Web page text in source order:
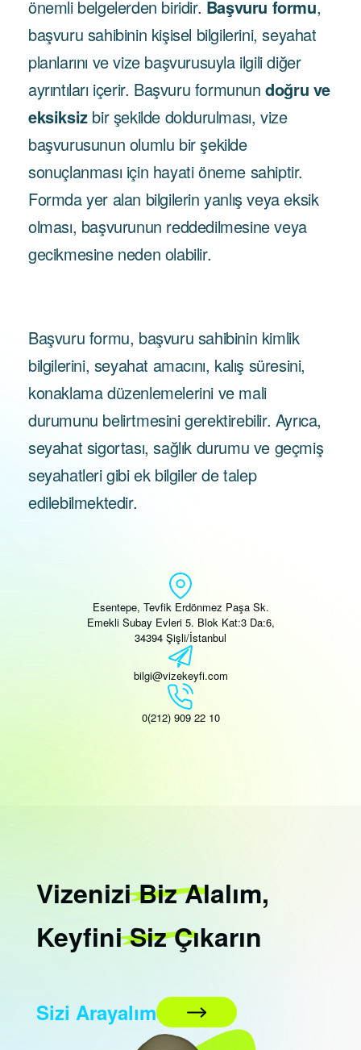
önemli belgelerden biridir. Başvuru formu,
başvuru sahibinin kişisel bilgilerini, seyahat
planlarını ve vize başvurusuyla ilgili diğer
ayrıntıları içerir. Başvuru formunundoğru ve
eksiksizbir şekilde doldurulması, vize
başvurusunun olumlu bir şekilde
sonuçlanması için hayati öneme sahiptir.
Formda yer alan bilgilerin yanlış veya eksik
olması, başvurunun reddedilmesine veya
gecikmesine neden olabilir.
Başvuru formu, başvuru sahibinin kimlik
bilgilerini, seyahat amacını, kalış süresini,
konaklama düzenlemelerini ve mali
durumunu belirtmesini gerektirebilir. Ayrıca,
seyahat sigortası, sağlık durumu ve geçmiş
seyahatleri gibi ek bilgiler de talep
edilebilmektedir.
Esentepe, Tevfik Erdönmez Paşa Sk.
Emekli Subay Evleri 5. Blok Kat:3 Da:6,
34394 Şişli/İstanbul
bilgi@vizekeyfi.com
0(212) 909 22 10
VizeniziBizAlalım,
KeyfiniSizÇıkarın
Sizi Arayalım